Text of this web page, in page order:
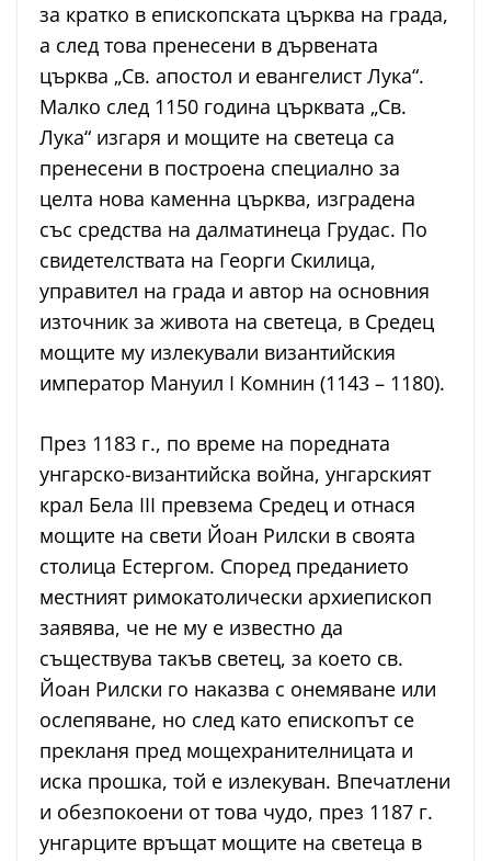
за кратко в епископската църква на града,
а след това пренесени в дървената
църква „Св. апостол и евангелист Лука“.
Малко след 1150 година църквата „Св.
Лука“ изгаря и мощите на светеца са
пренесени в построена специално за
целта нова каменна църква, изградена
със средства на далматинеца Грудас. По
свидетелствата на Георги Скилица,
управител на града и автор на основния
източник за живота на светеца, в Средец
мощите му излекували византийския
император Мануил I Комнин (1143 – 1180).
През 1183 г., по време на поредната
унгарско-византийска война, унгарският
крал Бела III превзема Средец и отнася
мощите на свети Йоан Рилски в своята
столица Естергом. Според преданието
местният римокатолически архиепископ
заявява, че не му е известно да
съществува такъв светец, за което св.
Йоан Рилски го наказва с онемяване или
ослепяване, но след като епископът се
прекланя пред мощехранителницата и
иска прошка, той е излекуван. Впечатлени
и обезпокоени от това чудо, през 1187 г.
унгарците връщат мощите на светеца в